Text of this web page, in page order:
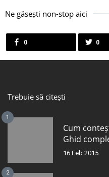
Ne găsești non-stop aici
0 0
Trebuie să citești
1
Cum
Ghid
16 Feb 2015
2